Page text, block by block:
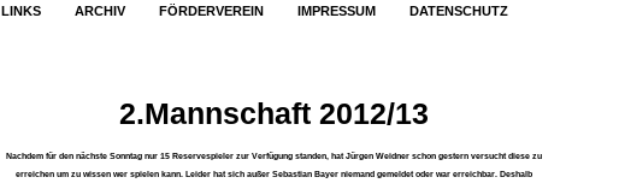
LINKS ARCHIV FÖRDERVEREIN IMPRESSUM DATENSCHUTZ
2.Mannschaft 2012/13
Nachdem für den nächste Sonntag nur 15 Reservespieler zur Verfügung standen, hat Jürgen Weidner schon gestern versucht diese zu
erreichen um zu wissen wer spielen kann. Leider hat sich außer Sebastian Bayer niemand gemeldet oder war erreichbar. Deshalb